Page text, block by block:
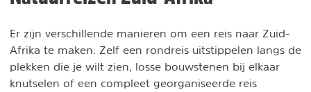
Er zijn verschillende manieren om een reis naar Zuid-
Afrika te maken. Zelf een rondreis uitstippelen langs de
plekken die je wilt zien, losse bouwstenen bij elkaar
knutselen of een compleet georganiseerde reis